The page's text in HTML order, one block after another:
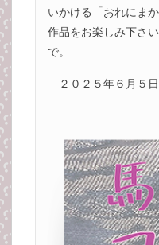
いかける「おれにま
作品をお楽しみ下さい
で。
２０２５年６月５日